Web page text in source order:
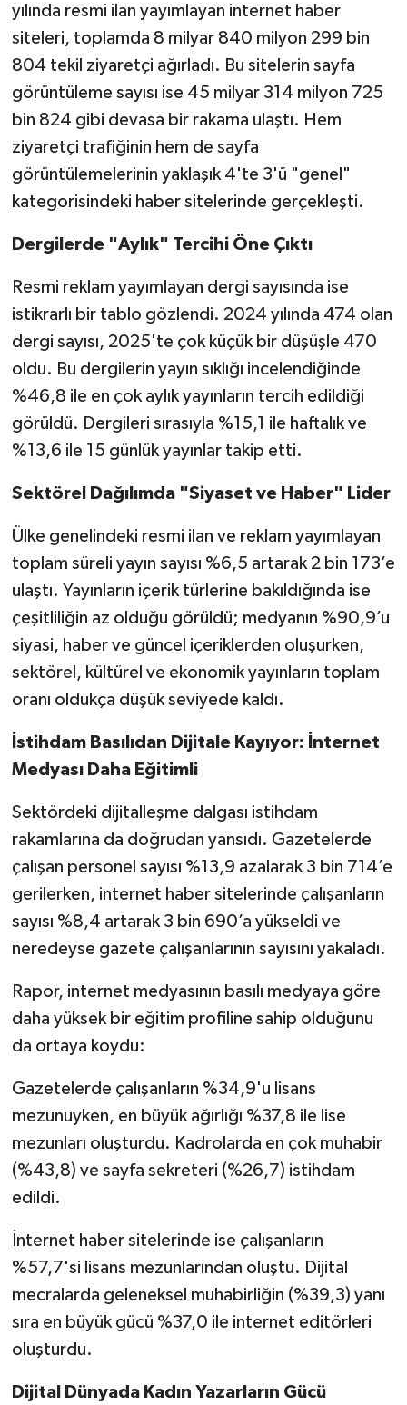
yılında resmi ilan yayımlayan internet haber
siteleri, toplamda 8 milyar 840 milyon 299 bin
804 tekil ziyaretçi ağırladı. Bu sitelerin sayfa
görüntüleme sayısı ise 45 milyar 314 milyon 725
bin 824 gibi devasa bir rakama ulaştı. Hem
ziyaretçi trafiğinin hem de sayfa
görüntülemelerinin yaklaşık 4'te 3'ü "genel"
kategorisindeki haber sitelerinde gerçekleşti.
Dergilerde "Aylık" Tercihi Öne Çıktı
Resmi reklam yayımlayan dergi sayısında ise
istikrarlı bir tablo gözlendi. 2024 yılında 474 olan
dergi sayısı, 2025'te çok küçük bir düşüşle 470
oldu. Bu dergilerin yayın sıklığı incelendiğinde
%46,8 ile en çok aylık yayınların tercih edildiği
görüldü. Dergileri sırasıyla %15,1 ile haftalık ve
%13,6 ile 15 günlük yayınlar takip etti.
Sektörel Dağılımda "Siyaset ve Haber" Lider
Ülke genelindeki resmi ilan ve reklam yayımlayan
toplam süreli yayın sayısı %6,5 artarak 2 bin 173’e
ulaştı. Yayınların içerik türlerine bakıldığında ise
çeşitliliğin az olduğu görüldü; medyanın %90,9’u
siyasi, haber ve güncel içeriklerden oluşurken,
sektörel, kültürel ve ekonomik yayınların toplam
oranı oldukça düşük seviyede kaldı.
İstihdam Basılıdan Dijitale Kayıyor: İnternet
Medyası Daha Eğitimli
Sektördeki dijitalleşme dalgası istihdam
rakamlarına da doğrudan yansıdı. Gazetelerde
çalışan personel sayısı %13,9 azalarak 3 bin 714’e
gerilerken, internet haber sitelerinde çalışanların
sayısı %8,4 artarak 3 bin 690’a yükseldi ve
neredeyse gazete çalışanlarının sayısını yakaladı.
Rapor, internet medyasının basılı medyaya göre
daha yüksek bir eğitim profiline sahip olduğunu
da ortaya koydu:
Gazetelerde çalışanların %34,9'u lisans
mezunuyken, en büyük ağırlığı %37,8 ile lise
mezunları oluşturdu. Kadrolarda en çok muhabir
(%43,8) ve sayfa sekreteri (%26,7) istihdam
edildi.
İnternet haber sitelerinde ise çalışanların
%57,7'si lisans mezunlarından oluştu. Dijital
mecralarda geleneksel muhabirliğin (%39,3) yanı
sıra en büyük gücü %37,0 ile internet editörleri
oluşturdu.
Dijital Dünyada Kadın Yazarların Gücü